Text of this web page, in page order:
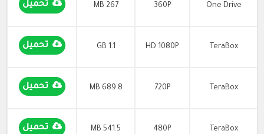
One Drive
360P
267 MB تحميل
TeraBox
HD 1080P
1.1 GB تحميل
TeraBox
720P
689.8 MB تحميل
TeraBox
480P
541.5 MB تحميل